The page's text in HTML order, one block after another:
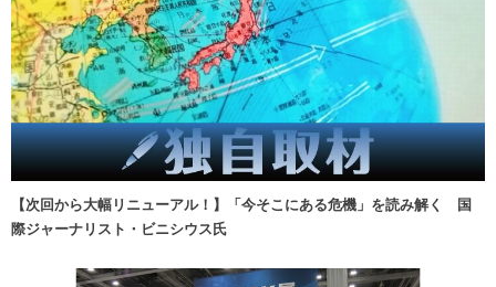
【次回から大幅リニューアル！】「今そこにある危機」を読み解く 国
際ジャーナリスト・ビニシウス氏